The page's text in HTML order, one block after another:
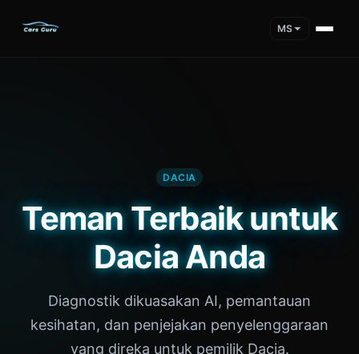
MS
DACIA
Teman Terbaik untuk
Dacia Anda
Diagnostik dikuasakan AI, pemantauan
kesihatan, dan penjejakan penyelenggaraan
yang direka untuk pemilik Dacia.